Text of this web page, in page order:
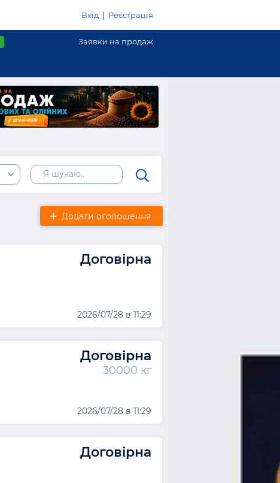
Вхід | Реєстрація
Заявки на продаж
Додати оголошення
Договірна
2026/07/28 в 11:29
Договірна
30000 кг
2026/07/28 в 11:29
Договірна